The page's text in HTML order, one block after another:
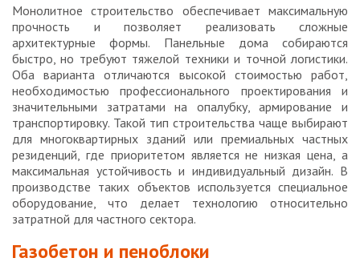
Монолитное строительство обеспечивает максимальную
прочность и позволяет реализовать сложные
архитектурные формы. Панельные дома собираются
быстро, но требуют тяжелой техники и точной логистики.
Оба варианта отличаются высокой стоимостью работ,
необходимостью профессионального проектирования и
значительными затратами на опалубку, армирование и
транспортировку. Такой тип строительства чаще выбирают
для многоквартирных зданий или премиальных частных
резиденций, где приоритетом является не низкая цена, а
максимальная устойчивость и индивидуальный дизайн. В
производстве таких объектов используется специальное
оборудование, что делает технологию относительно
затратной для частного сектора.
Газобетон и пеноблоки